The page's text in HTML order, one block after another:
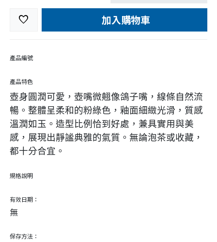
favorite 加入購物車
產品編號
產品特色
壺身圓潤可愛，壺嘴微翹像鴿子嘴，線條自然流
暢。整體呈柔和的粉綠色，釉面細緻光滑，質感
溫潤如玉。造型比例恰到好處，兼具實用與美
感，展現出靜謐典雅的氣質。無論泡茶或收藏，
都十分合宜。
規格說明
有效日期：
無
保存方法：